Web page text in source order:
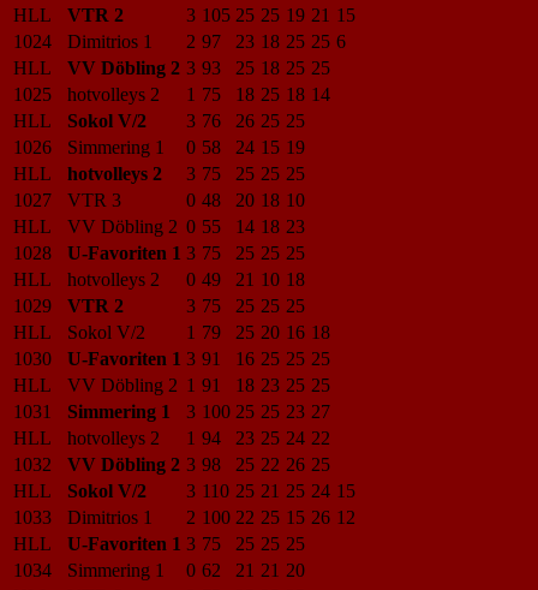
HLL
VTR 2 3 105 25 25 19 21 15
1024
Dimitrios 1 2 97 23 18 25 25 6
HLL
VV Döbling 2 3 93 25 18 25 25
1025
hotvolleys 2 1 75 18 25 18 14
HLL
Sokol V/2 3 76 26 25 25
1026
Simmering 1 0 58 24 15 19
HLL
hotvolleys 2 3 75 25 25 25
1027
VTR 3 0 48 20 18 10
HLL
VV Döbling 2 0 55 14 18 23
1028
U-Favoriten 1 3 75 25 25 25
HLL
hotvolleys 2 0 49 21 10 18
1029
VTR 2 3 75 25 25 25
HLL
Sokol V/2 1 79 25 20 16 18
1030
U-Favoriten 1 3 91 16 25 25 25
HLL
VV Döbling 2 1 91 18 23 25 25
1031
Simmering 1 3 100 25 25 23 27
HLL
hotvolleys 2 1 94 23 25 24 22
1032
VV Döbling 2 3 98 25 22 26 25
HLL
Sokol V/2 3 110 25 21 25 24 15
1033
Dimitrios 1 2 100 22 25 15 26 12
HLL
U-Favoriten 1 3 75 25 25 25
1034
Simmering 1 0 62 21 21 20